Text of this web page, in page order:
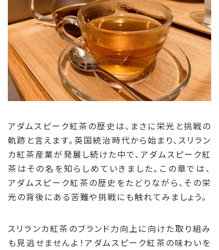
アダムスピーク紅茶の歴史は、まさに栄光と挑戦の
軌跡と言えます。英国統治時代から始まり、スリラン
カ紅茶産業が発展し続けた中で、アダムスピーク紅
茶はその名を知らしめていきました。この章では、
アダムスピーク紅茶の歴史をたどりながら、その栄
光の背後にある苦難や挑戦にも触れてみましょう。
スリランカ紅茶のブランド力向上に向けた取り組み
も見逃せませんよ！アダムスピーク紅茶の味わいを